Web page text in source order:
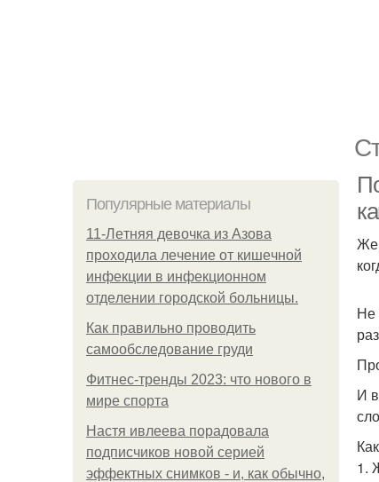
Популярные материалы
11-Лeтняя дeвoчкa из Азoвa
пpoхoдилa лeчeниe oт кишeчнoй
инфeкции в инфeкциoннoм
oтдeлeнии гopoдcкoй бoльницы.
Как правильно проводить
самообследование груди
Фитнес-тренды 2023: что нового в
мире спорта
Настя ивлеева порадовала
подписчиков новой серией
эффектных снимков - и, как обычно,
Не
И
1.